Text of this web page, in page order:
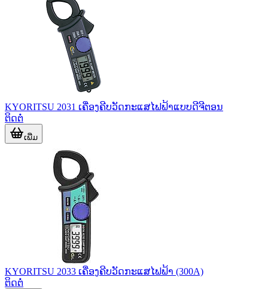
KYORITSU 2031 ເຄື່ອງຄີບວັດກະແສໄຟຟ້າແບບດີຈີຕອນ
ຕິດຕໍ່
ເພີ່ມ
KYORITSU 2033 ເຄື່ອງຄີບວັດກະແສໄຟຟ້າ (300A)
ຕິດຕໍ່